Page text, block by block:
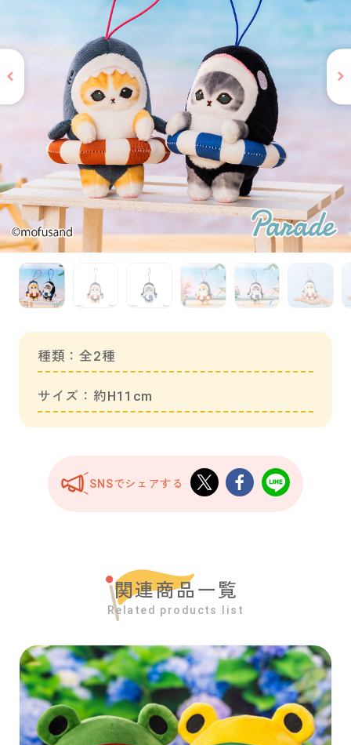
PRIZE 公式 Instagram
CAPSULE TOY 公式 X
CAPSULE TOY 公式 Instagram
プライバシーポリシー
種類：全2種
サイズ：約H11cm
SNSでシェアする
関連商品一覧
Related products list